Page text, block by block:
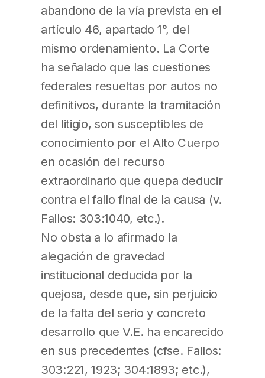
abandono de la vía prevista en el
artículo 46, apartado 1°, del
mismo ordenamiento. La Corte
ha señalado que las cuestiones
federales resueltas por autos no
definitivos, durante la tramitación
del litigio, son susceptibles de
conocimiento por el Alto Cuerpo
en ocasión del recurso
extraordinario que quepa deducir
contra el fallo final de la causa (v.
Fallos: 303:1040, etc.).
No obsta a lo afirmado la
alegación de gravedad
institucional deducida por la
quejosa, desde que, sin perjuicio
de la falta del serio y concreto
desarrollo que V.E. ha encarecido
en sus precedentes (cfse. Fallos:
303:221, 1923; 304:1893; etc.),